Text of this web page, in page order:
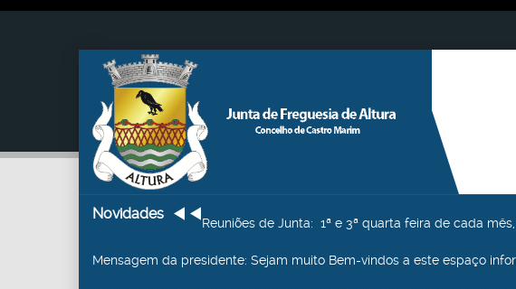
Novidades
Reuniões de Junta: 1ª e 3ª quarta feira de cada
Mensagem da presidente: Sejam muito Bem-vindos a este espaço